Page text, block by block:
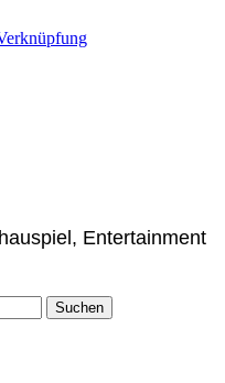
Entertainment